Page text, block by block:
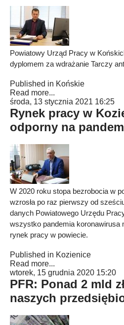
Powiatowy Urząd Pracy w
dyplomem za wdrażanie Tarczy
Published in Końskie
Read more...
środa, 13 stycznia 2021 16:25
Rynek pracy w
odporny na
W 2020 roku stopa bezrobocia w
wzrosła po raz pierwszy od
danych Powiatowego Urzędu
wszystko pandemia koronawirusa
rynek pracy w powiecie.
Published in Kozienice
Read more...
wtorek, 15 grudnia 2020 15:20
PFR: Ponad 2 mld
naszych